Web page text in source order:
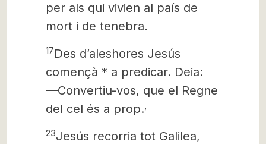
per als qui vivien al país de
mort i de tenebra.
17Des d’aleshores Jesús
començà * a predicar. Deia:
—Convertiu-vos, que el Regne
del cel és a prop.
23Jesús recorria tot Galilea,